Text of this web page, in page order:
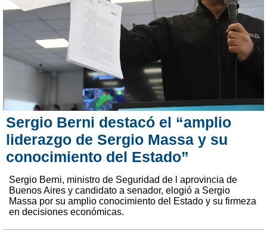
Sergio Berni destacó el “amplio
liderazgo de Sergio Massa y su
conocimiento del Estado”
Sergio Berni, ministro de Seguridad de l aprovincia de
Buenos Aires y candidato a senador, elogió a Sergio
Massa por su amplio conocimiento del Estado y su firmeza
en decisiones económicas.